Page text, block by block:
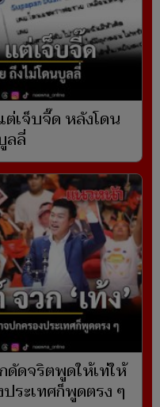
เจ็บจี๊ด หลังโดน
ลลี่
ดัดจริตพูดให้เท่ให้
ระเทศก็พูดตรง ๆ